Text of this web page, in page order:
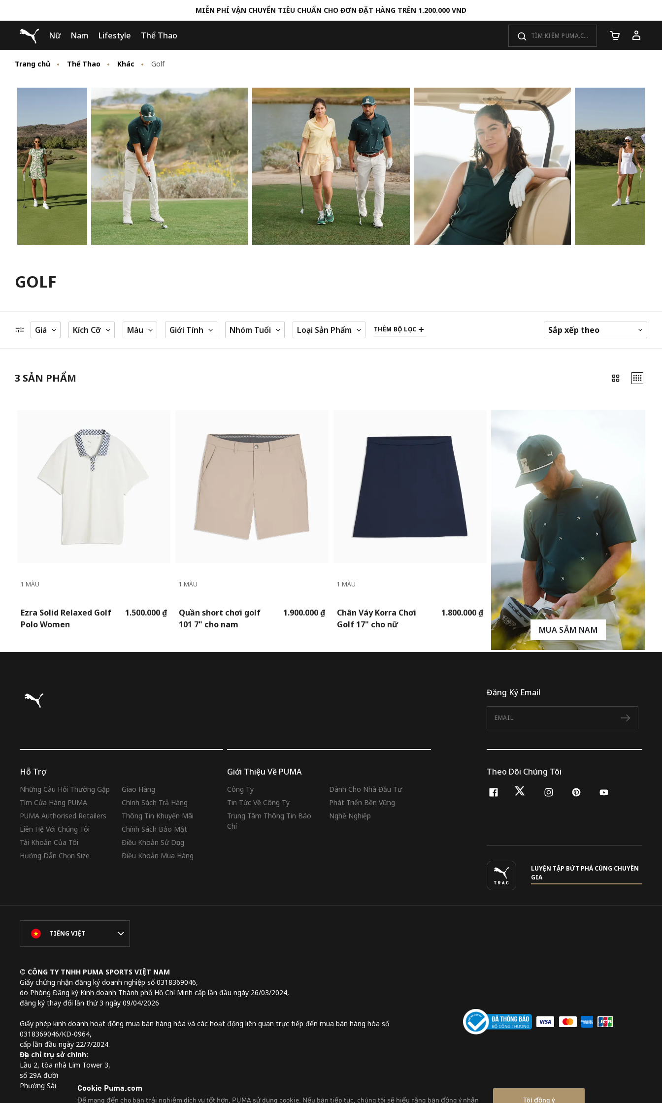
to
Main
content
to
Footer
Content
MIỄN PHÍ VẬN CHUYỂN TIÊU CHUẨN CHO ĐƠN ĐẶT HÀNG TRÊN 1.200.000 VND
Puma Trang chủ
Nữ Nam Lifestyle Thể Thao Số lượng giỏ
Trang chủ Thể Thao Khác Golf
GOLF
Giá Kích Cỡ Màu Giới Tính Nhóm Tuổi Loại Sản Phẩm THÊM BỘ LỌC
3 SẢN PHẨM
1 MÀU
Ezra Solid Relaxed Golf
Polo Women
1.500.000 ₫
1 MÀU
Quần short chơi golf
101 7" cho nam
1.900.000 ₫
1 MÀU
Chân Váy Korra Chơi
Golf 17" cho nữ
1.800.000 ₫
MUA SẮM NAM
Puma Trang chủ
Đăng Ký Email
Đăng
Hỗ Trợ
Những Câu Hỏi Thường Gặp
Tìm Cửa Hàng PUMA
PUMA Authorised Retailers
Liên Hệ Với Chúng Tôi
Tài Khoản Của Tôi
Hướng Dẫn Chọn Size
Giao Hàng
Chính Sách Trả Hàng
Thông Tin Khuyến Mãi
Chính Sách Bảo Mật
Điều Khoản Sử Dụng
Điều Khoản Mua Hàng
Giới Thiệu Về PUMA
Công Ty
Tin Tức Về Công Ty
Trung Tâm Thông Tin Báo
Chí
Dành Cho Nhà Đầu Tư
Phát Triển Bền Vững
Nghề Nghiệp
Theo Dõi Chúng Tôi
facebook
twitterinstagram
pinterestyoutube
LUYỆN TẬP BỨT PHÁ CÙNG CHUYÊN
GIA
TIẾNG VIỆT
© CÔNG TY TNHH PUMA SPORTS VIỆT NAM
Giấy chứng nhận đăng ký doanh nghiệp số 0318369046,
do Phòng Đăng ký Kinh doanh Thành phố Hồ Chí Minh cấp lần đầu ngày 26/03/2024,
đăng ký thay đổi lần thứ 3 ngày 09/04/2026
Giấy phép kinh doanh hoạt động mua bán hàng hóa và các hoạt động liên quan trực tiếp đến mua bán hàng hóa số
0318369046/KD-0964,
cấp lần đầu ngày 22/7/2024.
Địa chỉ trụ sở chính:
Lầu 2, tòa nhà Lim Tower 3,
số 29A đường Nguyễn Đình Chiểu,
Phường Sài Gòn, Thành phố Hồ Chí Minh, Việt Nam